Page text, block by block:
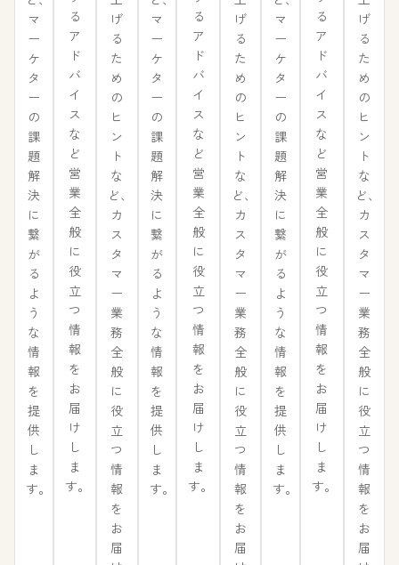
マ
ー
ケ
タ
ー
の
課
題
解
決
に
繋
が
る
よ
う
な
情
報
を
提
供
し
ま
す。
る
ア
ド
バ
イ
ス
な
ど
営
業
全
般
に
役
立
つ
情
報
を
お
届
け
し
ま
す。
げ
る
た
め
の
ヒ
ン
ト
な
ど、
カ
ス
タ
マ
ー
業
務
全
般
に
役
立
つ
情
報
を
お
届
マ
ー
ケ
タ
ー
の
課
題
解
決
に
繋
が
る
よ
う
な
情
報
を
提
供
し
ま
す。
る
ア
ド
バ
イ
ス
な
ど
営
業
全
般
に
役
立
つ
情
報
を
お
届
け
し
ま
す。
げ
る
た
め
の
ヒ
ン
ト
な
ど、
カ
ス
タ
マ
ー
業
務
全
般
に
役
立
つ
情
報
を
お
届
マ
ー
ケ
タ
ー
の
課
題
解
決
に
繋
が
る
よ
う
な
情
報
を
提
供
し
ま
す。
る
ア
ド
バ
イ
ス
な
ど
営
業
全
般
に
役
立
つ
情
報
を
お
届
け
し
ま
す。
げ
る
た
め
の
ヒ
ン
ト
な
ど、
カ
ス
タ
マ
ー
業
務
全
般
に
役
立
つ
情
報
を
お
届